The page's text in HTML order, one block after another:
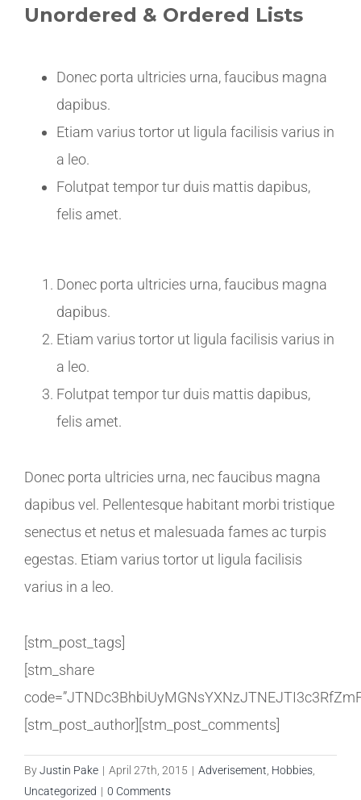
Unordered & Ordered Lists
Donec porta ultricies urna, faucibus magna
dapibus.
Etiam varius tortor ut ligula facilisis varius in
a leo.
Folutpat tempor tur duis mattis dapibus,
felis amet.
Donec porta ultricies urna, faucibus magna
dapibus.
Etiam varius tortor ut ligula facilisis varius in
a leo.
Folutpat tempor tur duis mattis dapibus,
felis amet.
Donec porta ultricies urna, nec faucibus magna
dapibus vel. Pellentesque habitant morbi tristique
senectus et netus et malesuada fames ac turpis
egestas. Etiam varius tortor ut ligula facilisis
varius in a leo.
[stm_post_tags]
[stm_share
[stm_post_author][stm_post_comments]
ByJustin Pake | April 27th, 2015 | Adverisement Hobbies
Uncategorized | 0 Comments